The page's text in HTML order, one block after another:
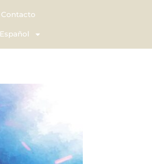
Contacto
Español